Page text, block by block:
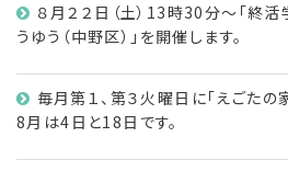
８月２２日（土）13時30分～「終活
うゆう（中野区）」を開催します。
毎月第１、第３火曜日に「えごたの
8月は4日と18日です。